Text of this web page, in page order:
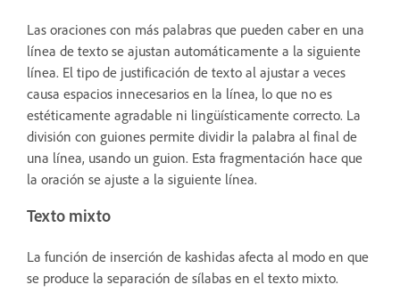
Las oraciones con más palabras que pueden caber en una
línea de texto se ajustan automáticamente a la siguiente
línea. El tipo de justificación de texto al ajustar a veces
causa espacios innecesarios en la línea, lo que no es
estéticamente agradable ni lingüísticamente correcto. La
división con guiones permite dividir la palabra al final de
una línea, usando un guion. Esta fragmentación hace que
la oración se ajuste a la siguiente línea.
Texto mixto
La función de inserción de kashidas afecta al modo en que
se produce la separación de sílabas en el texto mixto.